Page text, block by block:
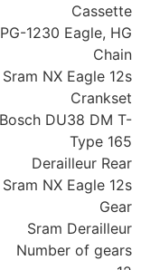
Cassette
1230 Eagle, HG
Chain
Sram NX Eagle 12s
Crankset
DU38 DM T-
Type 165
Derailleur Rear
Sram NX Eagle 12s
Gear
Sram Derailleur
Number of gears